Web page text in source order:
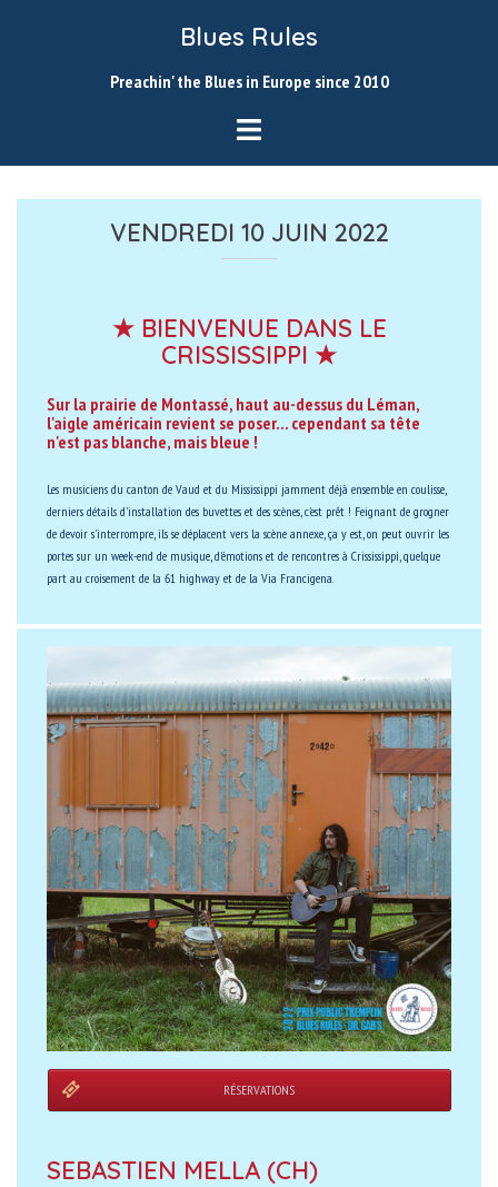
Blues Rules
Preachin' the Blues in Europe since 2010
VENDREDI 10 JUIN 2022
★ BIENVENUE DANS LE
CRISSISSIPPI ★
Sur la prairie de Montassé, haut au-dessus du Léman,
l'aigle américain revient se poser... cependant sa tête
n'est pas blanche, mais bleue !
Les musiciens du canton de Vaud et du Mississippi jamment déjà ensemble en coulisse,
derniers détails d'installation des buvettes et des scènes, c'est prêt ! Feignant de grogner
de devoir s'interrompre, ils se déplacent vers la scène annexe, ça y est, on peut ouvrir les
portes sur un week-end de musique, d'émotions et de rencontres à Crississippi, quelque
part au croisement de la 61 highway et de la Via Francigena.
RÉSERVATIONS
SEBASTIEN MELLA (CH)